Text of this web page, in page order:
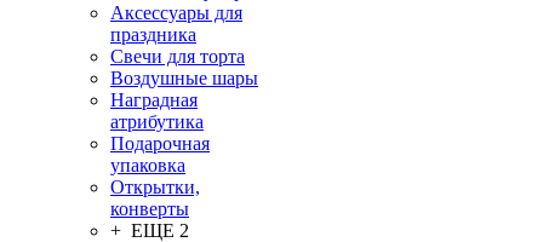
Аксессуары для
праздника
Свечи для торта
Воздушные шары
Наградная
атрибутика
Подарочная
упаковка
Открытки,
конверты
+ ЕЩЕ 2